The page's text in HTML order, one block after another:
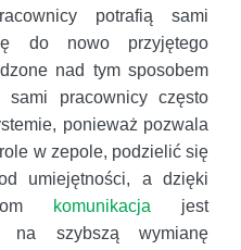
potrafią sami
do nowo przyjętego
nad tym sposobem
sami pracownicy często
ponieważ pozwala
w zepole, podzielić się
umiejętności, a dzięki
komunikacja jest
na szybszą wymianę